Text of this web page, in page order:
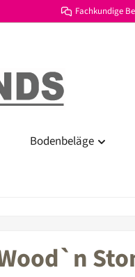
Fachkundige
Bodenbeläge